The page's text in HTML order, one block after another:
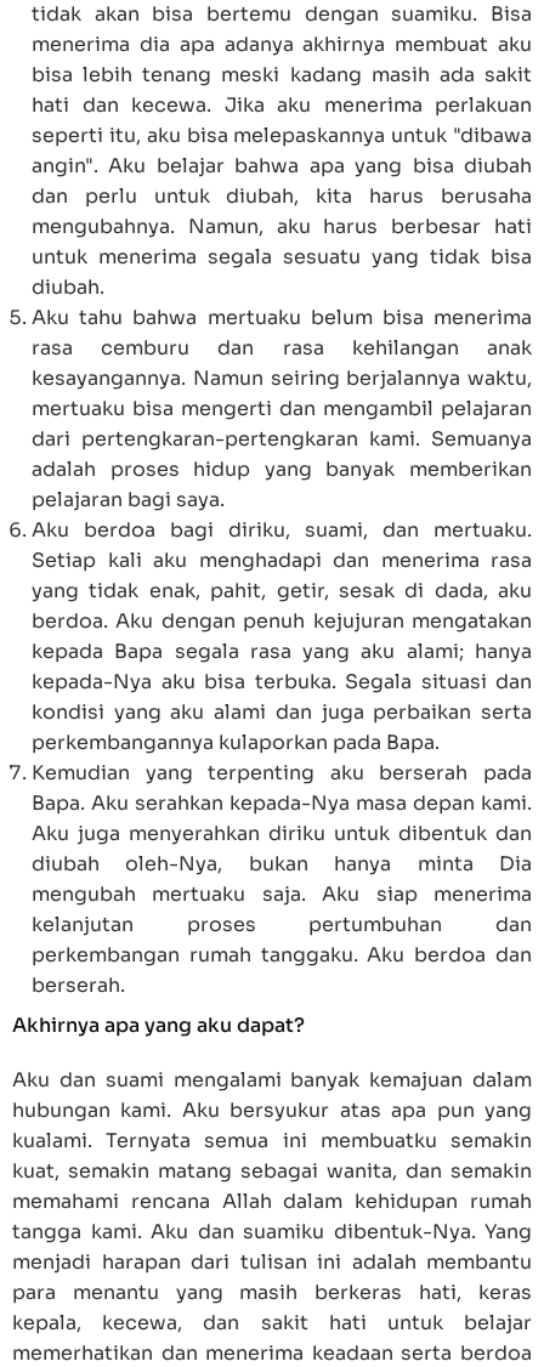
tidak akan bisa bertemu dengan suamiku. Bisa
menerima dia apa adanya akhirnya membuat aku
bisa lebih tenang meski kadang masih ada sakit
hati dan kecewa. Jika aku menerima perlakuan
seperti itu, aku bisa melepaskannya untuk "dibawa
angin". Aku belajar bahwa apa yang bisa diubah
dan perlu untuk diubah, kita harus berusaha
mengubahnya. Namun, aku harus berbesar hati
untuk menerima segala sesuatu yang tidak bisa
diubah.
Aku tahu bahwa mertuaku belum bisa menerima
rasa cemburu dan rasa kehilangan anak
kesayangannya. Namun seiring berjalannya waktu,
mertuaku bisa mengerti dan mengambil pelajaran
dari pertengkaran-pertengkaran kami. Semuanya
adalah proses hidup yang banyak memberikan
pelajaran bagi saya.
Aku berdoa bagi diriku, suami, dan mertuaku.
Setiap kali aku menghadapi dan menerima rasa
yang tidak enak, pahit, getir, sesak di dada, aku
berdoa. Aku dengan penuh kejujuran mengatakan
kepada Bapa segala rasa yang aku alami; hanya
kepada-Nya aku bisa terbuka. Segala situasi dan
kondisi yang aku alami dan juga perbaikan serta
perkembangannya kulaporkan pada Bapa.
Kemudian yang terpenting aku berserah pada
Bapa. Aku serahkan kepada-Nya masa depan kami.
Aku juga menyerahkan diriku untuk dibentuk dan
diubah oleh-Nya, bukan hanya minta Dia
mengubah mertuaku saja. Aku siap menerima
kelanjutan proses pertumbuhan dan
perkembangan rumah tanggaku. Aku berdoa dan
berserah.
Akhirnya apa yang aku dapat?
Aku dan suami mengalami banyak kemajuan dalam
hubungan kami. Aku bersyukur atas apa pun yang
kualami. Ternyata semua ini membuatku semakin
kuat, semakin matang sebagai wanita, dan semakin
memahami rencana Allah dalam kehidupan rumah
tangga kami. Aku dan suamiku dibentuk-Nya. Yang
menjadi harapan dari tulisan ini adalah membantu
para menantu yang masih berkeras hati, keras
kepala, kecewa, dan sakit hati untuk belajar
memerhatikan dan menerima keadaan serta berdoa